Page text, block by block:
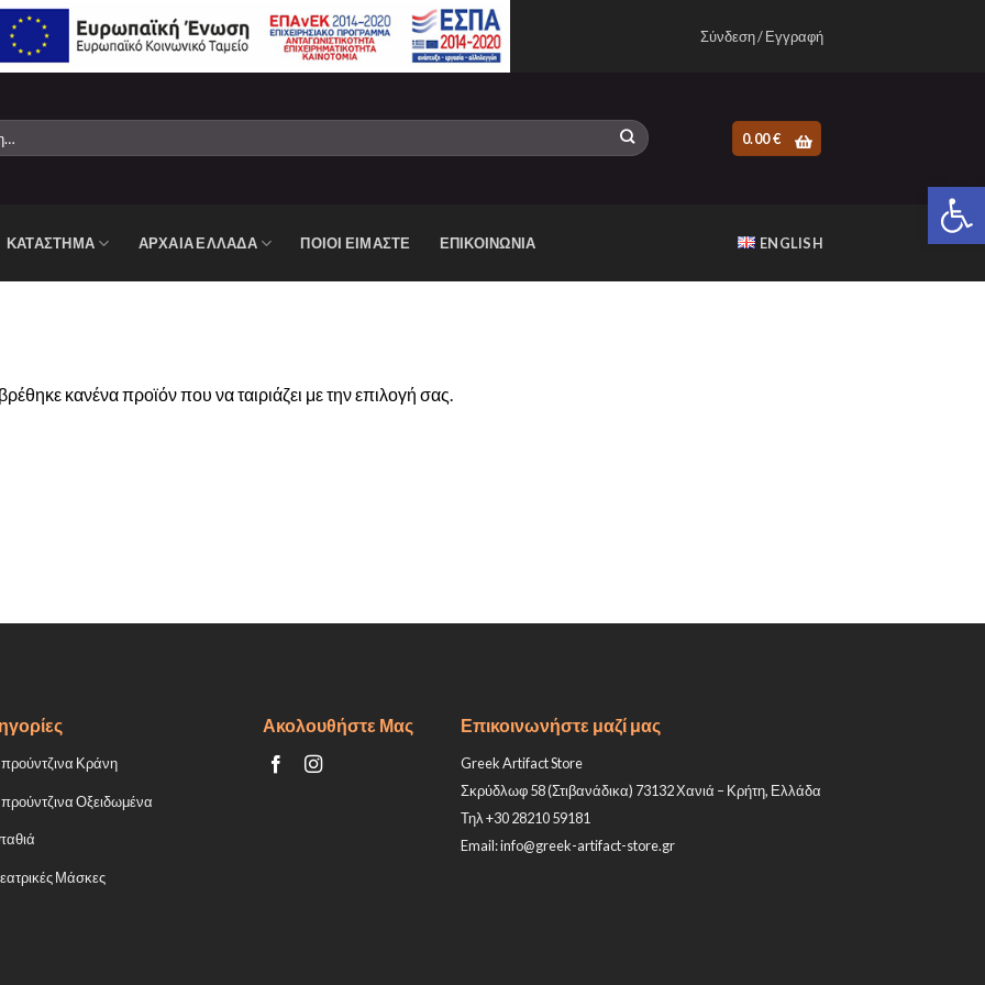
Σύνδεση / Εγγραφή
0.00€
ΚΑΤΆΣΤΗΜΑ ΑΡΧΑΙΑ ΕΛΛΑΔΑ ΠΟΙΟΙ ΕΙΜΑΣΤΕ ΕΠΙΚΟΙΝΩΝΙΑ ENGLISH
κανένα προϊόν που να ταιριάζει με την επιλογή σας.
Κράνη
Οξειδωμένα
Μάσκες
Ακολουθήστε Μας Επικοινωνήστε μαζί μας
Greek Artifact Store
Σκρύδλωφ 58 (Στιβανάδικα) 73132 Χανιά – Κρήτη, Ελλάδα
Τηλ +30 28210 59181
Email: info@greek-artifact-store.gr